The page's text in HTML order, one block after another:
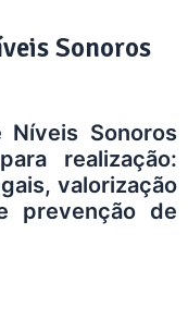
Sonoros
Sonoros
realização:
valorização
prevenção de